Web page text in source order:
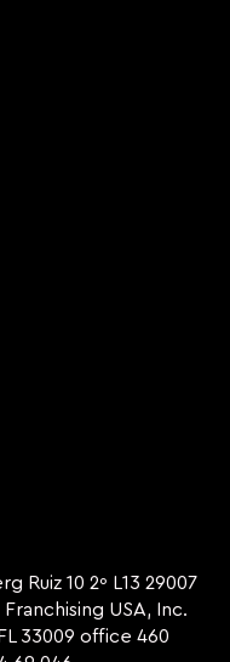
Ruiz 10 2º L13 29007
USA, Inc.
33009 office 460